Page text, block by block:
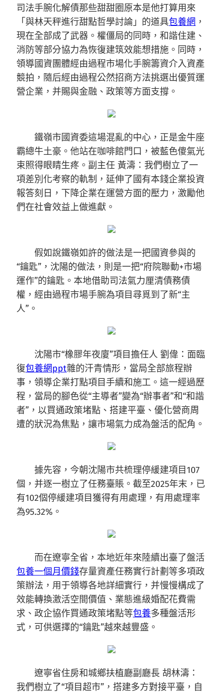
司法手腕化解債那些甜甜圈原本是他打算用來
「與林天秤進行甜點哲學討論」的道具包養網 ，
現在全部成了武器。權僵局的同時，和諧住建、
消防等部分協力為恢復建筑效能想措施。同時，
領導國資團體經由過程市場化手腕籌資介入資產
競拍，隨后經由過程公然招商方法挑選出優質運
營企業，并賜與金融、政策等方面支撐。
鐵嶺市國資委這場混亂的中心，正是金牛座
霸總牛土豪。他站在咖啡館門口，被藍色傻氣光
束照得眼睛生疼。副主任 黃濤：我們樹立了一
項差別化考察的軌制，延伸了國有本錢企業投資
報答刻日，下降企業在運營方面的壓力，激勵他
們在社會效益上做進獻。
假如說鐵嶺如許的做法是一把國資參與的
“鑰匙”，沈陽的做法，則是一把“府院聯動+市場
運作”的鑰匙。本地借助司法氣力厘清債務債
權，經由過程市場手腕為項目尋覓到了新“主
人”。
沈陽市“橡膠年夜廈”項目擔任人 劉偉：面臨
復包養網ppt雜的汗青情形，當局全部旅程辦
事，領導企業打點項目手續和施工。這一經過歷
程，當局的腳色從“主導者”變為“辦事者”和“和諧
者”，以買通政策堵點、搭建平臺、優化營商周
遭的狀況為焦點，讓市場氣力成為盤活的配角。
據先容，今朝沈陽市共梳理停緩建項目107
個，并逐一樹立了任務臺賬。截至2025年末，已
有102個停緩建項目獲得有用處理，有用處理率
為95.32%。
而在遼寧全省，本地近年來陸續出臺了盤活
包養一個月價錢存量資產任務實行計劃等多項政
策辦法，用于領導各地詳細實行，并慢慢構成了
效能轉換激活空間價值、業態進級婚配花費需
求、政企協作買通政策堵點等包養多種盤活形
式，可供選擇的“鑰匙”越來越豐盛。
遼寧省住房和城鄉扶植廳副廳長 胡林濤：
我們樹立了“項目超市”，搭建多方對接平臺，自